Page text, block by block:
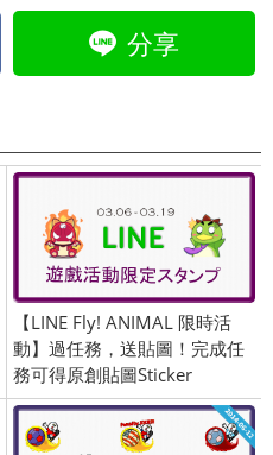
分享
【LINE Fly! ANIMAL 限時活
動】過任務，送貼圖！完成任
務可得原創貼圖Sticker